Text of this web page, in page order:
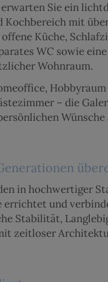
erwarten Sie ein
Kochbereich mit
Küche,
WC sowie
Wohnraum.
– die
Wünsche
in hochwertiger
errichtet und
Stabilität,
zeitloser